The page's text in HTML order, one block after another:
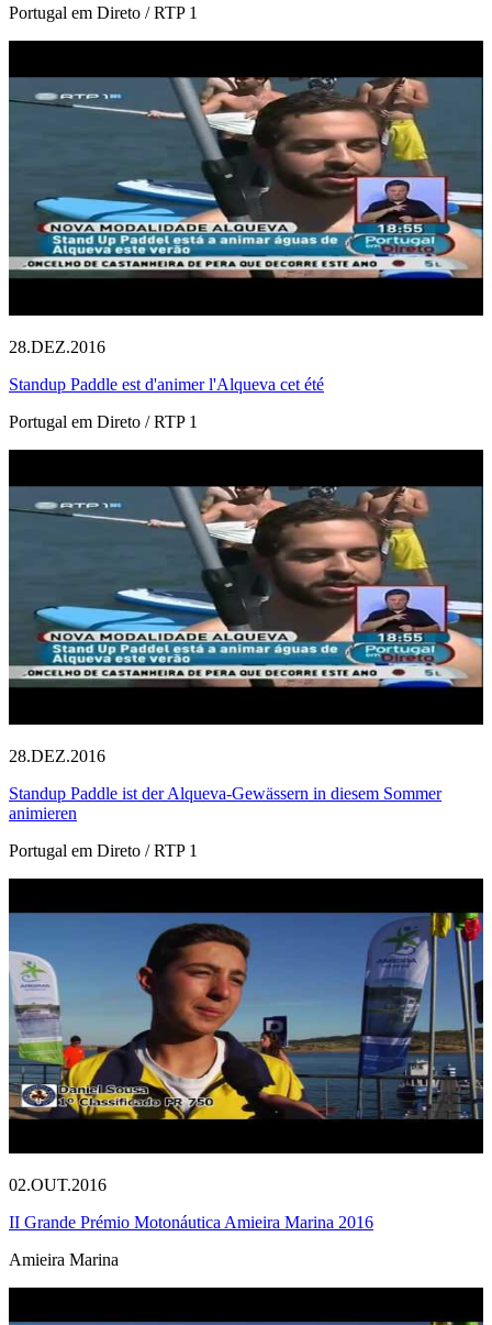
Portugal em Direto / RTP 1
28.DEZ.2016
Standup Paddle est d'animer l'Alqueva cet été
Portugal em Direto / RTP 1
28.DEZ.2016
Standup Paddle ist der Alqueva-Gewässern in diesem Sommer
animieren
Portugal em Direto / RTP 1
02.OUT.2016
II Grande Prémio Motonáutica Amieira Marina 2016
Amieira Marina